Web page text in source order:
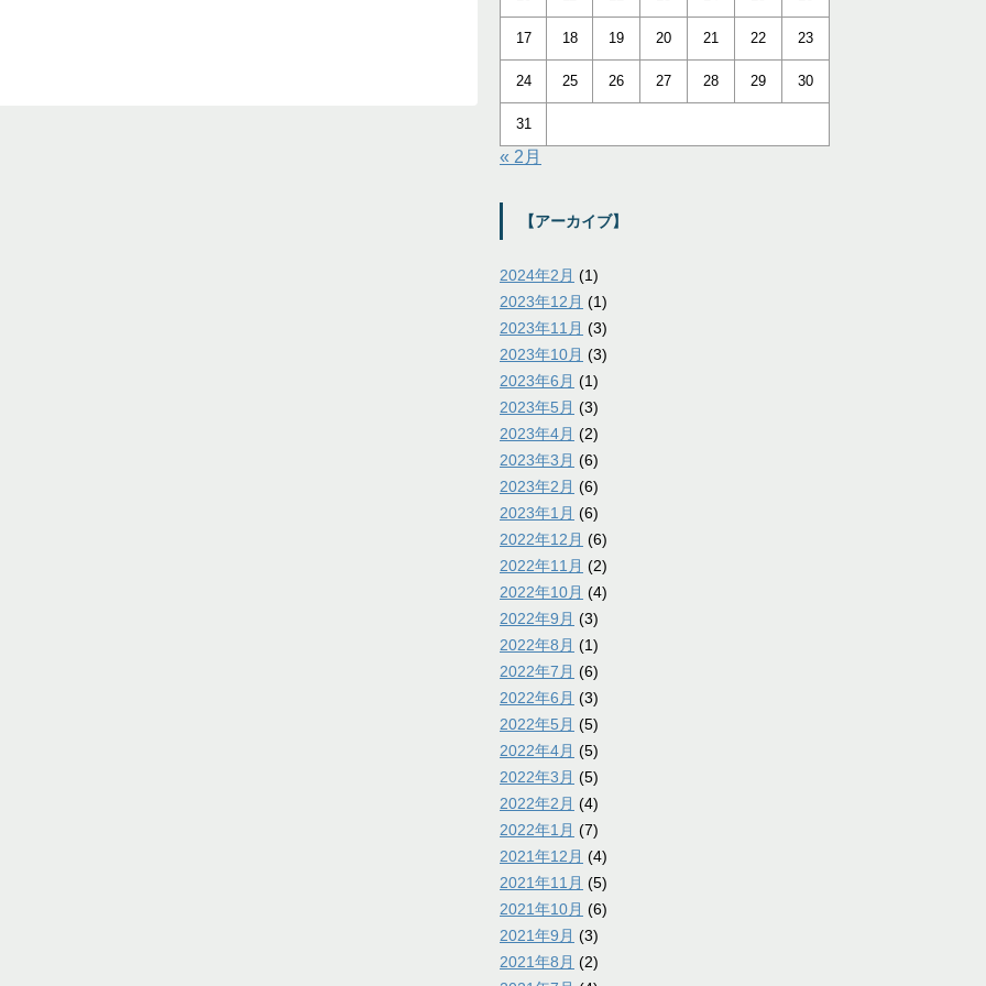
17 18 19 20 21 22 23
24 25 26 27 28 29 30
31
« 2月
【アーカイブ】
2024年2月 (1)
2023年12月 (1)
2023年11月 (3)
2023年10月 (3)
2023年6月 (1)
2023年5月 (3)
2023年4月 (2)
2023年3月 (6)
2023年2月 (6)
2023年1月 (6)
2022年12月 (6)
2022年11月 (2)
2022年10月 (4)
2022年9月 (3)
2022年8月 (1)
2022年7月 (6)
2022年6月 (3)
2022年5月 (5)
2022年4月 (5)
2022年3月 (5)
2022年2月 (4)
2022年1月 (7)
2021年12月 (4)
2021年11月 (5)
2021年10月 (6)
2021年9月 (3)
2021年8月 (2)